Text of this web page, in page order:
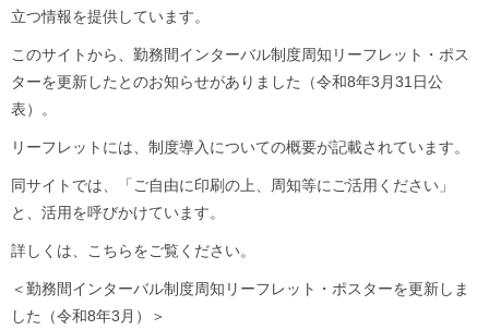
立つ情報を提供しています。
このサイトから、勤務間インターバル制度周知リーフレット・ポス
ターを更新したとのお知らせがありました（令和8年3月31日公
表）。
リーフレットには、制度導入についての概要が記載されています。
同サイトでは、「ご自由に印刷の上、周知等にご活用ください」
と、活用を呼びかけています。
詳しくは、こちらをご覧ください。
＜勤務間インターバル制度周知リーフレット・ポスターを更新しま
した（令和8年3月）＞